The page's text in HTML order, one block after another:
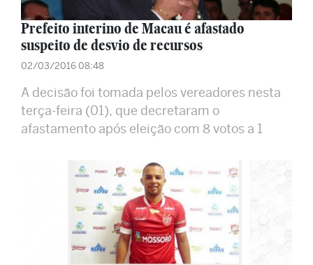
Prefeito interino de Macau é afastado
suspeito de desvio de recursos
02/03/2016 08:48
A decisão foi tomada pelos vereadores nesta
terça-feira (01), que decretaram o
afastamento após eleição com 8 votos a 1